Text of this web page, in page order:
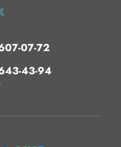
07-72
43-94